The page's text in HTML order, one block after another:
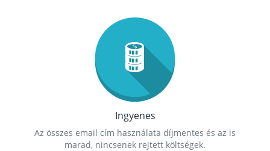
Ingyenes
Az összes email cím használata díjmentes és az is
marad, nincsenek rejtett költségek.